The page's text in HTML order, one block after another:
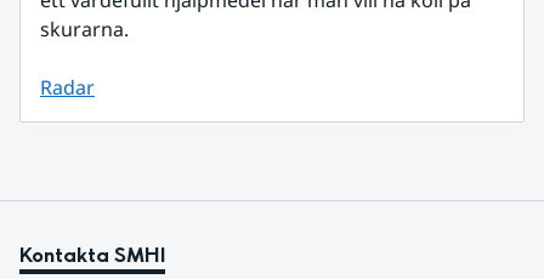
skurarna.
Radar
Kontakta SMHI